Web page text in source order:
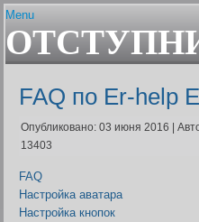
Menu
Главная
Устав
Плагин Er-help Extension
Шаржи на персонажей Граней
FAQ по Er-help Extension
Архив
FAQ по Er-help
Опубликовано: 03 июня 2016 |
13403
FAQ
Настройка аватара
Настройка кнопок